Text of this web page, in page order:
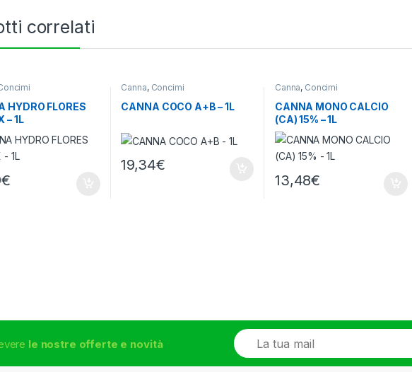
correlati
HYDRO FLORES
– 1L
€
Canna, Concimi
CANNA COCO A+B – 1L
19,34€
Canna, Concimi
CANNA MONO CALCIO
(CA) 15% – 1L
13,48€
le nostre offerte e novità
E
m
a